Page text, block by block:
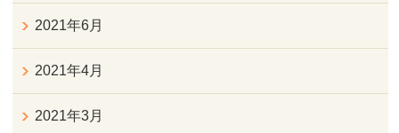
2021年6月
2021年4月
2021年3月